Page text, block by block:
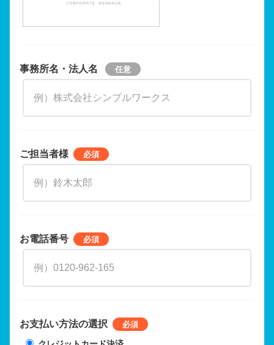
事務所名・法人名
ご担当者様
お電話番号
お支払い方法の選択